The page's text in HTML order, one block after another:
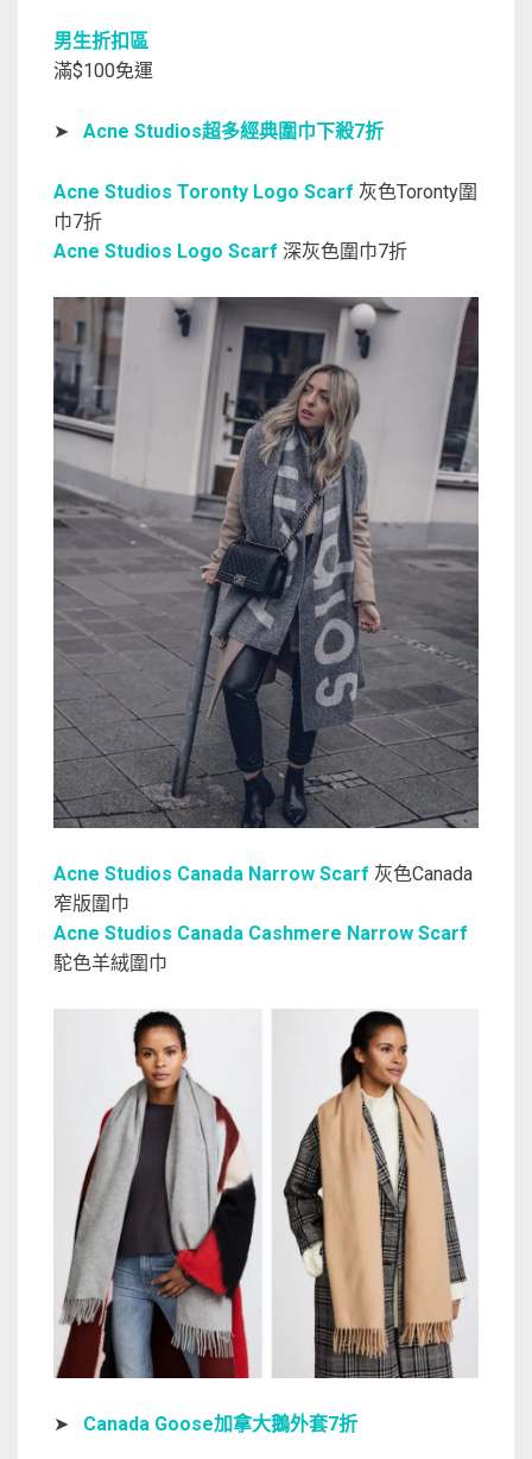
男生折扣區
滿$100免運
➤ Acne Studios超多經典圍巾下殺7折
Acne Studios Toronty Logo Scarf 灰色Toronty圍
巾7折
Acne Studios Logo Scarf 深灰色圍巾7折
Acne Studios Canada Narrow Scarf 灰色Canada
窄版圍巾
Acne Studios Canada Cashmere Narrow Scarf
駝色羊絨圍巾
➤ Canada Goose加拿大鵝外套7折